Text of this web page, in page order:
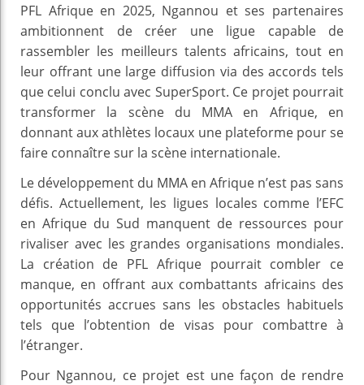
PFL Afrique en 2025, Ngannou et ses partenaires
ambitionnent de créer une ligue capable de
rassembler les meilleurs talents africains, tout en
leur offrant une large diffusion via des accords tels
que celui conclu avec SuperSport. Ce projet pourrait
transformer la scène du MMA en Afrique, en
donnant aux athlètes locaux une plateforme pour se
faire connaître sur la scène internationale.
Le développement du MMA en Afrique n’est pas sans
défis. Actuellement, les ligues locales comme l’EFC
en Afrique du Sud manquent de ressources pour
rivaliser avec les grandes organisations mondiales.
La création de PFL Afrique pourrait combler ce
manque, en offrant aux combattants africains des
opportunités accrues sans les obstacles habituels
tels que l’obtention de visas pour combattre à
l’étranger.
Pour Ngannou, ce projet est une façon de rendre